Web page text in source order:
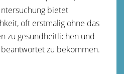
bietet
oft erstmalig ohne das
zu gesundheitlichen und
zu bekommen.